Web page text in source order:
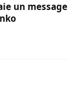
un message